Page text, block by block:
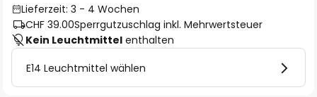
Lieferzeit: 3 - 4 Wochen
CHF 39.00Sperrgutzuschlag inkl. Mehrwertsteuer
Kein Leuchtmittel enthalten
E14 Leuchtmittel wählen